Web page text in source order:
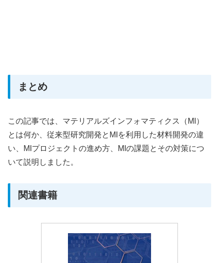
まとめ
この記事では、マテリアルズインフォマティクス（MI）
とは何か、従来型研究開発とMIを利用した材料開発の違
い、MIプロジェクトの進め方、MIの課題とその対策につ
いて説明しました。
関連書籍